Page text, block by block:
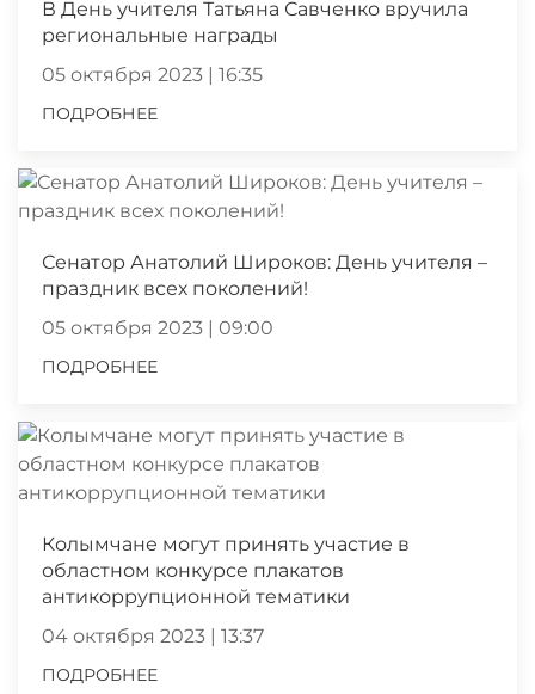
В День учителя Татьяна Савченко вручила
региональные награды
05 октября 2023 | 16:35
ПОДРОБНЕЕ
Сенатор Анатолий Широков: День учителя –
праздник всех поколений!
05 октября 2023 | 09:00
ПОДРОБНЕЕ
Колымчане могут принять участие в
областном конкурсе плакатов
антикоррупционной тематики
04 октября 2023 | 13:37
ПОДРОБНЕЕ